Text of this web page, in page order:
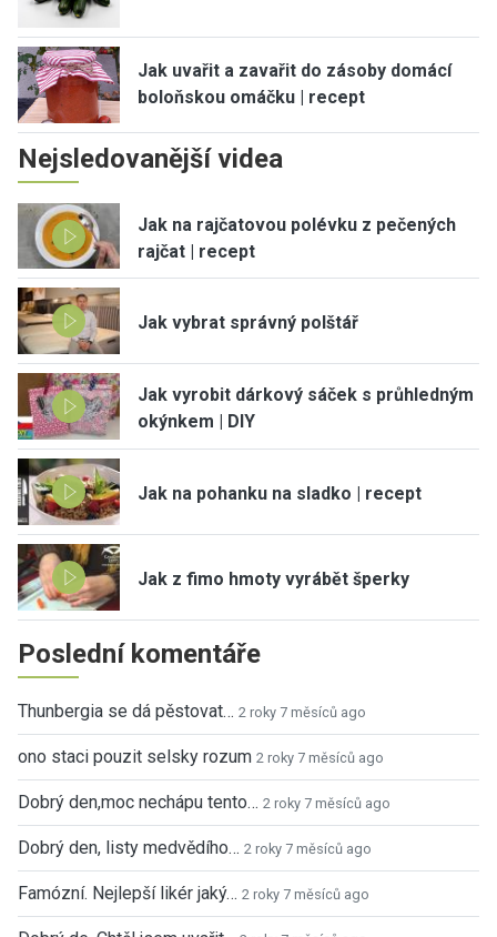
Jak uvařit a zavařit do zásoby domácí
boloňskou omáčku | recept
Nejsledovanější videa
Jak na rajčatovou polévku z pečených
rajčat | recept
Jak vybrat správný polštář
Jak vyrobit dárkový sáček s průhledným
okýnkem | DIY
Jak na pohanku na sladko | recept
Jak z fimo hmoty vyrábět šperky
Poslední komentáře
Thunbergia se dá pěstovat… 2 roky 7 měsíců ago
ono staci pouzit selsky rozum 2 roky 7 měsíců ago
Dobrý den,moc nechápu tento… 2 roky 7 měsíců ago
Dobrý den, listy medvědího… 2 roky 7 měsíců ago
Famózní. Nejlepší likér jaký… 2 roky 7 měsíců ago